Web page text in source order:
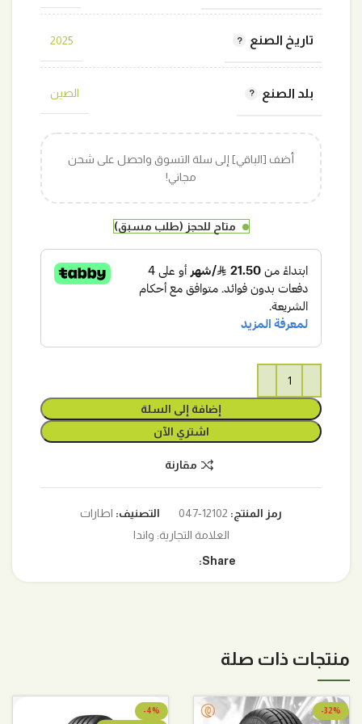
تاريخ الصنع 2025
بلد الصنع الصين
أضف [الباقي] إلى سلة التسوق واحصل على شحن
مجاني!
متاح للحجز (طلب مسبق)
إضافة إلى السلة
اشتري الآن
مقارنة
رمز المنتج: 12102-047 التصنيف: اطارات
العلامة التجارية: واندا
Share:
منتجات ذات صلة
-32%
-4%